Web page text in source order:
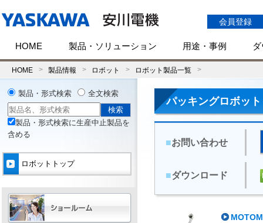
会員登録
HOME 製品・ソリューション 用途・事例
HOME 製品情報 ロボット ロボット製品一覧
パッキングロボッ
■お問い合わせ
■ダウンロード
製品・形式検索 全文検索
製品・形式検索に生産中止製品を
含める
ロボットトップ